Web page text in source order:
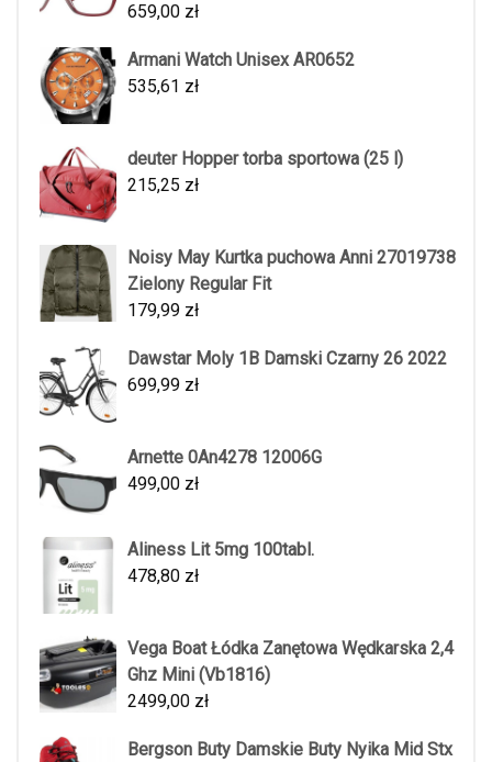
659,00 zł
Armani Watch Unisex AR0652
535,61 zł
deuter Hopper torba sportowa (25 l)
215,25 zł
Noisy May Kurtka puchowa Anni 27019738
Zielony Regular Fit
179,99 zł
Dawstar Moly 1B Damski Czarny 26 2022
699,99 zł
Arnette 0An4278 12006G
499,00 zł
Aliness Lit 5mg 100tabl.
478,80 zł
Vega Boat Łódka Zanętowa Wędkarska 2,4
Ghz Mini (Vb1816)
2499,00 zł
Bergson Buty Damskie Buty Nyika Mid Stx